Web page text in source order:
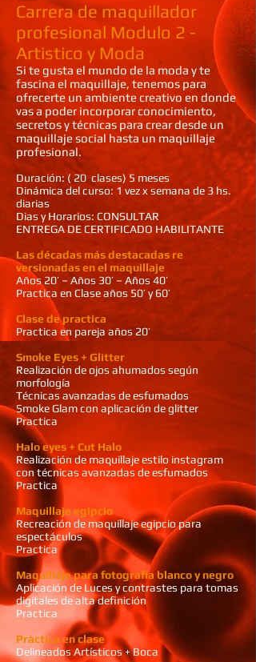
Carrera de maquillador
profesional Modulo 2 -
Artistico y Moda
Si te gusta el mundo de la moda y te
fascina el maquillaje, tenemos para
ofrecerte un ambiente creativo en donde
vas a poder incorporar conocimiento,
secretos y técnicas para crear desde un
maquillaje social hasta un maquillaje
profesional.
Duración: ( 20 clases) 5 meses
Dinámica del curso: 1 vez x semana de 3 hs.
diarias
Dias y Horarios: CONSULTAR
ENTREGA DE CERTIFICADO HABILITANTE
Las décadas más destacadas re
versionadas en el maquillaje
Años 20’ – Años 30’ – Años 40’
Practica en Clase años 50’ y 60’
Clase de practica
Practica en pareja años 20’
Smoke Eyes + Glitter
Realización de ojos ahumados según
morfología
Técnicas avanzadas de esfumados
Smoke Glam con aplicación de glitter
Practica
Halo eyes + Cut Halo
Realización de maquillaje estilo instagram
con técnicas avanzadas de esfumados
Practica
Maquillaje egipcio
Recreación de maquillaje egipcio para
espectáculos
Practica
Maquillaje para fotografía blanco y negro
Aplicación de Luces y contrastes para tomas
digitales de alta definición
Practica
Pràctica en clase
Delineados Artísticos + Boca